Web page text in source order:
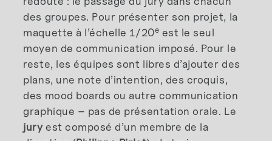
des groupes. Pour présenter son projet, la
maquette à l’échelle 1/20e est le seul
moyen de communication imposé. Pour le
reste, les équipes sont libres d’ajouter des
plans, une note d’intention, des croquis,
des mood boards ou autre communication
graphique – pas de présentation orale. Le
juryest composé d’un membre de la